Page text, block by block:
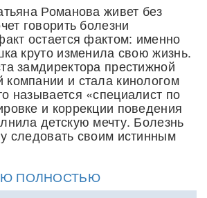
Романова живет без
говорить болезни
остается фактом: именно
круто изменила свою жизнь.
замдиректора престижной
и стала кинологом
называется «специалист по
и коррекции поведения
детскую мечту. Болезнь
следовать своим истинным
ПОЛНОСТЬЮ